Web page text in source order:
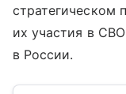
стратегическом
их участия в
в России.